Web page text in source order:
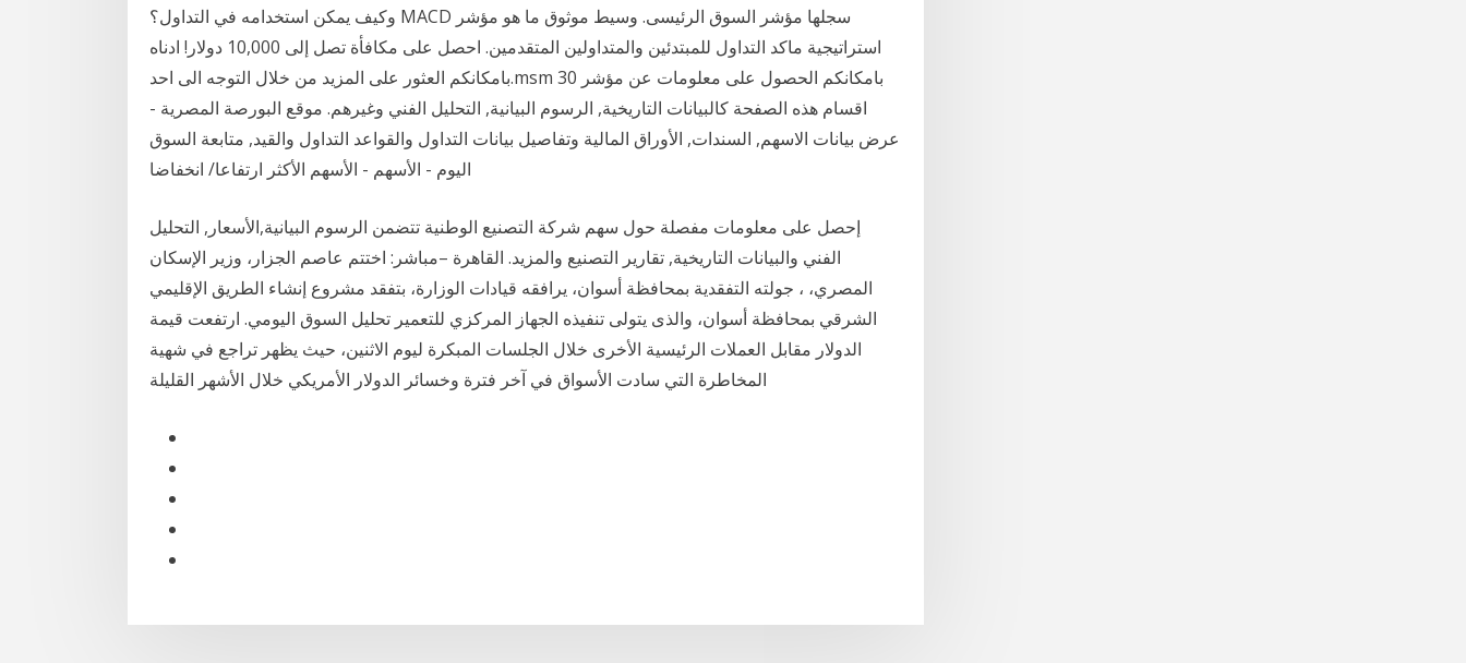
سجلها مؤشر السوق الرئيسى. وسيط موثوق ما هو مؤشر MACD وكيف يمكن استخدامه في التداول؟
استراتيجية ماكد التداول للمبتدئين والمتداولين المتقدمين. احصل على مكافأة تصل إلى 10,000 دولار! ادناه
بامكانكم الحصول على معلومات عن مؤشر msm 30.بامكانكم العثور على المزيد من خلال التوجه الى احد
اقسام هذه الصفحة كالبيانات التاريخية, الرسوم البيانية, التحليل الفني وغيرهم. موقع البورصة المصرية -
عرض بيانات الاسهم, السندات, الأوراق المالية وتفاصيل بيانات التداول والقواعد التداول والقيد, متابعة السوق
اليوم - الأسهم - الأسهم الأكثر ارتفاعا/ انخفاضا
إحصل على معلومات مفصلة حول سهم شركة التصنيع الوطنية تتضمن الرسوم البيانية,الأسعار, التحليل
الفني والبيانات التاريخية, تقارير التصنيع والمزيد. القاهرة –مباشر: اختتم عاصم الجزار، وزير الإسكان
المصري، ، جولته التفقدية بمحافظة أسوان، يرافقه قيادات الوزارة، بتفقد مشروع إنشاء الطريق الإقليمي
الشرقي بمحافظة أسوان، والذى يتولى تنفيذه الجهاز المركزي للتعمير تحليل السوق اليومي. ارتفعت قيمة
الدولار مقابل العملات الرئيسية الأخرى خلال الجلسات المبكرة ليوم الاثنين، حيث يظهر تراجع في شهية
المخاطرة التي سادت الأسواق في آخر فترة وخسائر الدولار الأمريكي خلال الأشهر القليلة